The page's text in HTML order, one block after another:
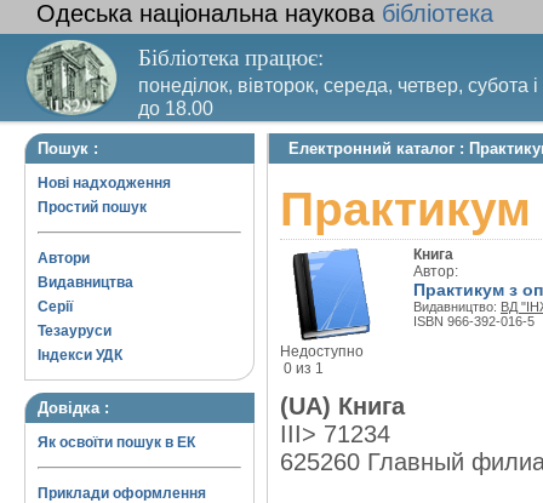
Одеська національна наукова бібліотека
Бібліотека працює:
понеділок, вівторок, середа, четвер, субота
до 18.00
Вихідний день – п’ятниця. Останній четвер
Пошук :
Нові надходження
Простий пошук
Автори
Видавництва
Серії
Тезауруси
Індекси УДК
Довідка :
Як освоїти пошук в ЕК
Приклади оформлення
Електронний каталог :
Недоступно
0 из 1
Книга
Автор:
Практикум з
Видавництво: ВД
ISBN 966-392-016-5
(UA) Книга
III> 71234
625260 Главный